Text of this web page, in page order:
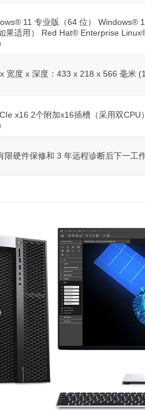
11 专业版（64 位） Windows®
果适用） Red Hat® Enterprise
宽度 x 深度：433 x 218 x 566 毫米
x16 2个附加x16插槽（采用双
限硬件保修和 3 年远程诊断后下一工